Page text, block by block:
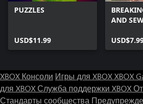
PUZZLES
USD$11.99
AND
XBOX Консоли Игры для XBOXXBOX
для XBOXСлужба поддержки XBOX
Стандарты сообщества